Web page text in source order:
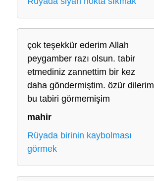
çok teşekkür ederim Allah
peygamber razı olsun. tabir
etmediniz zannettim bir kez
daha göndermiştim. özür dilerim
bu tabiri görmemişim
mahir
Rüyada birinin kaybolması
görmek